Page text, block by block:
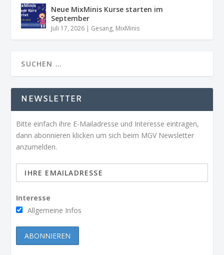
Neue MixMinis Kurse starten im
September
Juli 17, 2026 | Gesang, MixMinis
NEWSLETTER
Bitte einfach ihre E-Mailadresse und Interesse eintragen,
dann abonnieren klicken um sich beim MGV Newsletter
anzumelden.
Interesse
Allgemeine Infos